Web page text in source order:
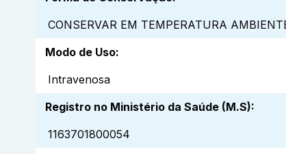
CONSERVAR EM TEMPERATURA
Modo de Uso:
Intravenosa
Registro no Ministério da Saúde (M.S):
1163701800054